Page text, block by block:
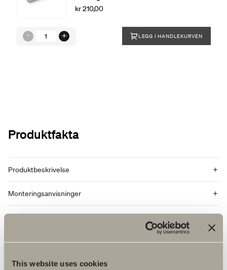
This website uses cookies
kr 210,00
LEGG I HANDLEKURVEN
Produktfakta
Produktbeskrivelse
Monteringsanvisninger
Spesifikasjon